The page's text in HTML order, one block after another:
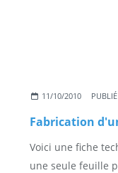
11/10/2010
Fabrication
Voici une fiche
une seule feuille